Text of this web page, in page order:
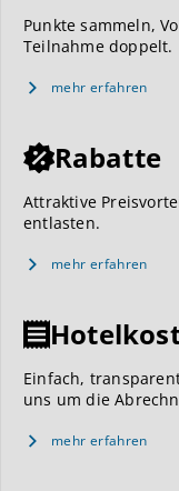
Punkte sammeln,
Teilnahme doppelt.
mehr erfahren
Rabatte
Attraktive
entlasten.
mehr erfahren
Einfach,
uns um die
mehr erfahren